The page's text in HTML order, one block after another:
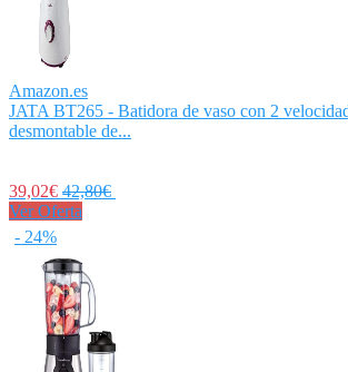
Amazon.es
JATA BT265 - Batidora de vaso con 2
desmontable de...
39,02€ 42,80€
Ver Oferta
- 24%